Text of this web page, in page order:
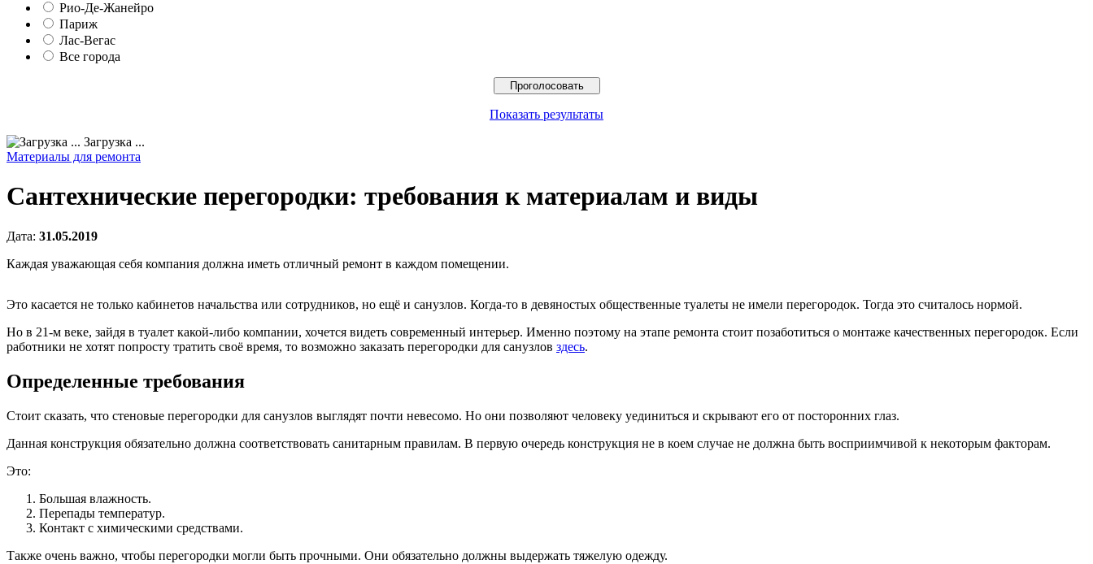
Рио-Де-Жанейро
Париж
Лас-Вегас
Все города
Показать результаты
Загрузка ...
Материалы для ремонта
Сантехнические перегородки: требования к материалам и виды
Дата: 31.05.2019
Каждая уважающая себя компания должна иметь отличный ремонт в каждом помещении.
Это касается не только кабинетов начальства или сотрудников, но ещё и санузлов. Когда-то в девяностых общественные туалеты не имели перегородок. Тогда это считалось нормой.
Но в 21-м веке, зайдя в туалет какой-либо компании, хочется видеть современный интерьер. Именно поэтому на этапе ремонта стоит позаботиться о монтаже качественных перегородок. Если
работники не хотят попросту тратить своё время, то возможно заказать перегородки для санузлов здесь.
Определенные требования
Стоит сказать, что стеновые перегородки для санузлов выглядят почти невесомо. Но они позволяют человеку уединиться и скрывают его от посторонних глаз.
Данная конструкция обязательно должна соответствовать санитарным правилам. В первую очередь конструкция не в коем случае не должна быть восприимчивой к некоторым факторам.
Это:
Большая влажность.
Перепады температур.
Контакт с химическими средствами.
Также очень важно, чтобы перегородки могли быть прочными. Они обязательно должны выдержать тяжелую одежду.